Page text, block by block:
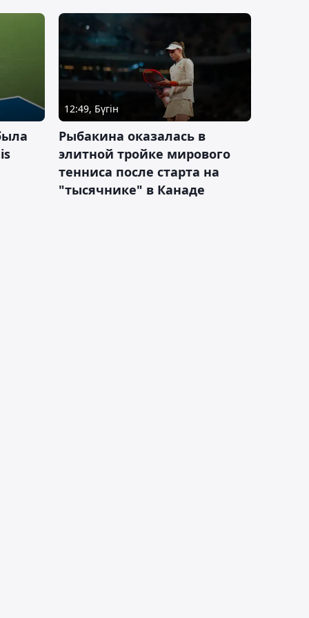
12:49, Бүгін
Рыбакина оказалась в
элитной тройке мирового
тенниса после старта на
"тысячнике" в Канаде